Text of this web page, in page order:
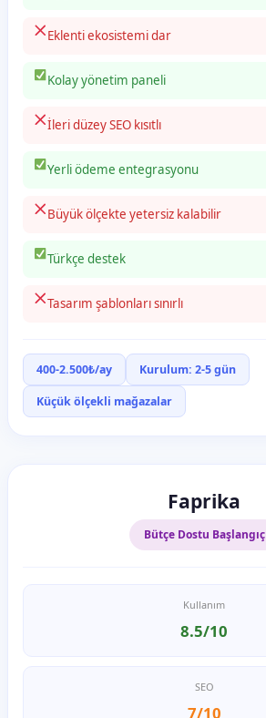
Eklenti ekosistemi dar
Kolay yönetim paneli
İleri düzey SEO kısıtlı
Yerli ödeme entegrasyonu
Büyük ölçekte yetersiz kalabilir
Türkçe destek
Tasarım şablonları sınırlı
400-2.500₺/ay Kurulum: 2-5 gün
Küçük ölçekli mağazalar
Faprika
Bütçe Dostu Başlangıç
Kullanım
8.5/10
SEO
7/10